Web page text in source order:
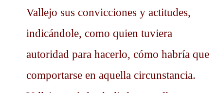
Vallejo sus convicciones y actitudes,
indicándole, como quien tuviera
autoridad para hacerlo, cómo habría que
comportarse en aquella circunstancia.